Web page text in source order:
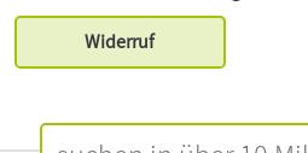
Widerruf